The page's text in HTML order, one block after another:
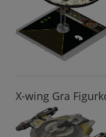
X-wing Gra